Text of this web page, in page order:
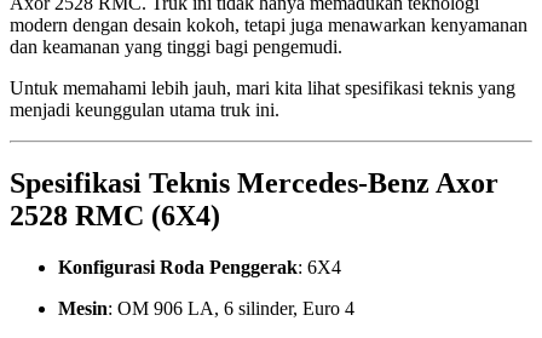
modern dengan desain kokoh, tetapi juga menawarkan kenyamanan
dan keamanan yang tinggi bagi pengemudi.
Untuk memahami lebih jauh, mari kita lihat spesifikasi teknis yang
menjadi keunggulan utama truk ini.
Spesifikasi Teknis Mercedes-Benz Axor
2528 RMC (6X4)
Konfigurasi Roda Penggerak: 6X4
Mesin: OM 906 LA, 6 silinder, Euro 4